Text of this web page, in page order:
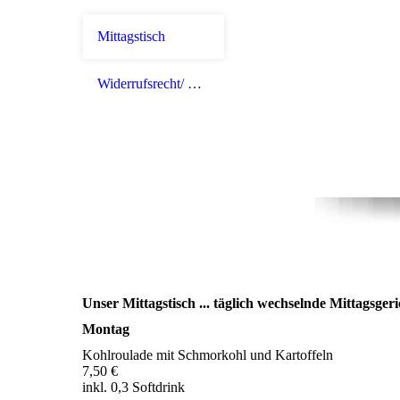
Mittagstisch
Widerrufsrecht/ Widerrufsformular
Unser Mittagstisch ... täglich wechselnde
Montag
Kohlroulade mit Schmorkohl und Kartoffeln
7,50 €
inkl. 0,3 Softdrink